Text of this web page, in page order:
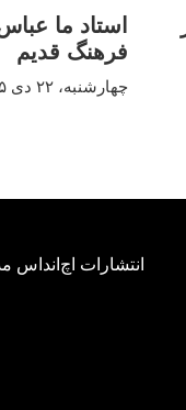
استاد ما
فرهنگ قدیم
چهارشنبه، ۲۲ دی ۱۳۹۵
انتشارات اچ‌اند‌اس